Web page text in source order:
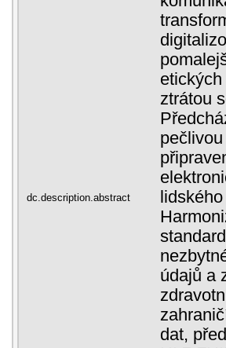
dc.description.abstract
ztrátou
údajů a
dat,